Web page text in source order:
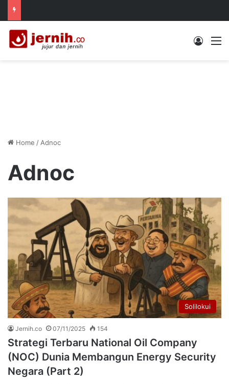
Log In
Home / Adnoc
Adnoc
Solilokui
Jernih.co 07/11/2025 154
Strategi Terbaru National Oil Company
(NOC) Dunia Membangun Energy Security
Negara (Part 2)